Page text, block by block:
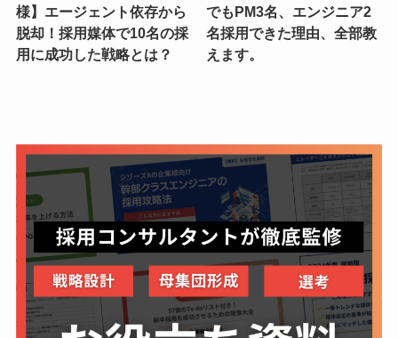
様】エージェント依存から
脱却！採用媒体で10名の採
用に成功した戦略とは？
でもPM3名、エンジニア2
名採用できた理由、全部教
えます。